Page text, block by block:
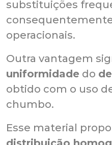
substituições
operacionais.
Outra vantagem
uniformidade do
obtido com o uso
chumbo.
Esse material